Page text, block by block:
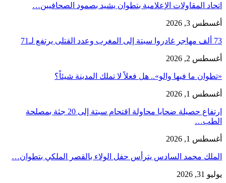
اتحاد المقاولات الإعلامية بتطوان يشيد بصمود الصحافيين…
أغسطس 3, 2026
73 ألف مهاجر غادروا سبتة إلى المغرب وعدد القتلى يرتفع لـ71
أغسطس 2, 2026
«تطوان ما فيها والو».. هل فعلاً لا تملك المدينة شيئاً؟
أغسطس 1, 2026
ارتفاع حصيلة ضحايا محاولة اقتحام سبتة إلى 20 جثة بمصلحة
الطب…
أغسطس 1, 2026
الملك محمد السادس يترأس حفل الولاء بالقصر الملكي بتطوان…
يوليو 31, 2026